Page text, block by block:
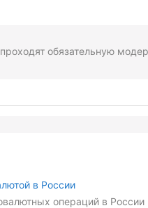
обязательную
в России
операций в России